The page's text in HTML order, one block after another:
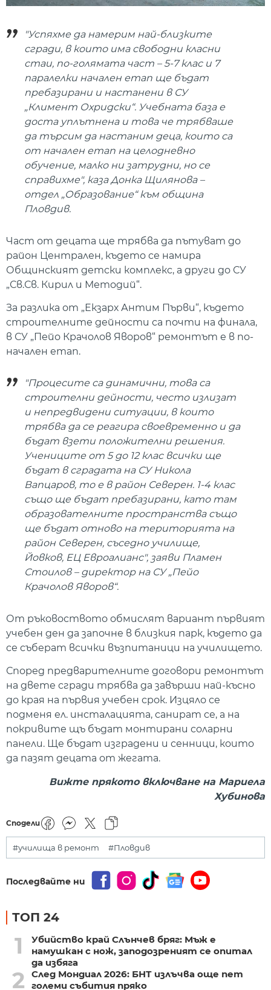
"Успяхме да намерим най-близките
сгради, в които има свободни класни
стаи, по-голямата част – 5-7 клас и 7
паралелки начален етап ще бъдат
пребазирани и настанени в СУ
„Климент Охридски“. Учебната база е
доста уплътнена и това че трябваше
да търсим да настаним деца, които са
от начален етап на целодневно
обучение, малко ни затрудни, но се
справихме", каза Донка Щилянова –
отдел „Образование“ към община
Пловдив.
Част от децата ще трябва да пътуват до
район Централен, където се намира
Общинският детски комплекс, а други до СУ
„Св.Св. Кирил и Методий“.
За разлика от „Екзарх Антим Първи“, където
строителните дейности са почти на финала,
в СУ „Пейо Крачолов Яворов“ ремонтът е в по-
начален етап.
"Процесите са динамични, това са
строителни дейности, често излизат
и непредвидени ситуации, в които
трябва да се реагира своевременно и да
бъдат взети положителни решения.
Учениците от 5 до 12 клас всички ще
бъдат в сградата на СУ Никола
Вапцаров, то е в район Северен. 1-4 клас
също ще бъдат пребазирани, като там
образователните пространства също
ще бъдат отново на територията на
район Северен, съседно училище,
Йовков, ЕЦ Евроалианс", заяви Пламен
Стоилов – директор на СУ „Пейо
Крачолов Яворов“.
От ръковоството обмислят вариант първият
учебен ден да започне в близкия парк, където да
се съберат всички възпитаници на училището.
Според предварителните договори ремонтът
на двете сгради трябва да завърши най-късно
до края на първия учебен срок. Изцяло се
подменя ел. инсталацията, санират се, а на
покривите щъ бъдат монтирани соларни
панели. Ще бъдат изградени и сенници, които
да пазят децата от жегата.
Вижте прякото включване на Мариела
Хубинова
Сподели
#училища в ремонт #Пловдив
Последвайте ни
ТОП 24
1
Убийство край Слънчев бряг: Мъж е
намушкан с нож, заподозреният се опитал
да избяга
2
След Мондиал 2026: БНТ излъчва още пет
големи събития пряко